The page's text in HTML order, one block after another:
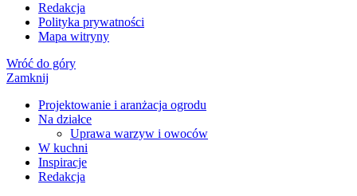
Redakcja
Polityka prywatności
Mapa witryny
Wróć do góry
Zamknij
Projektowanie i aranżacja ogrodu
Na działce
Uprawa warzyw i owoców
W kuchni
Inspiracje
Redakcja